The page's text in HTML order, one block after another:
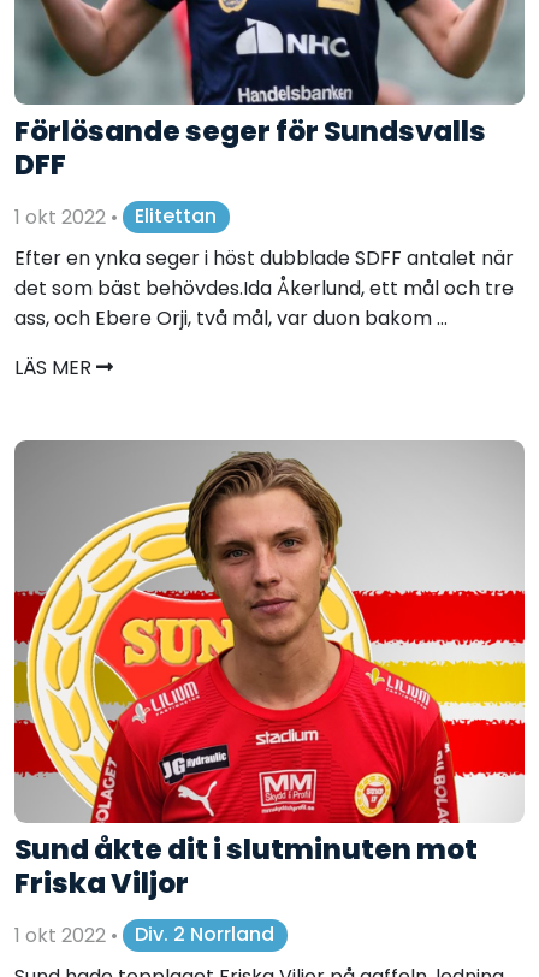
Förlösande seger för Sundsvalls
DFF
1 okt 2022 •
Elitettan
Efter en ynka seger i höst dubblade SDFF antalet när
det som bäst behövdes.Ida Åkerlund, ett mål och tre
ass, och Ebere Orji, två mål, var duon bakom ...
LÄS MER
Sund åkte dit i slutminuten mot
Friska Viljor
1 okt 2022 •
Div. 2 Norrland